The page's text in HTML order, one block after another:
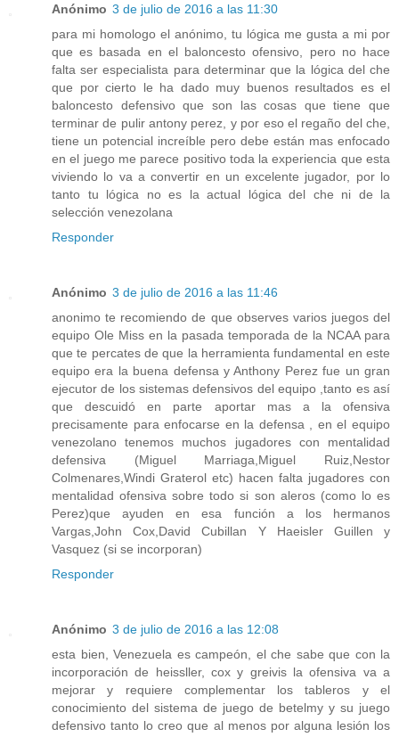
Anónimo 3 de julio de 2016 a las 11:30
para mi homologo el anónimo, tu lógica me gusta a mi por
que es basada en el baloncesto ofensivo, pero no hace
falta ser especialista para determinar que la lógica del che
que por cierto le ha dado muy buenos resultados es el
baloncesto defensivo que son las cosas que tiene que
terminar de pulir antony perez, y por eso el regaño del che,
tiene un potencial increíble pero debe están mas enfocado
en el juego me parece positivo toda la experiencia que esta
viviendo lo va a convertir en un excelente jugador, por lo
tanto tu lógica no es la actual lógica del che ni de la
selección venezolana
Responder
Anónimo 3 de julio de 2016 a las 11:46
anonimo te recomiendo de que observes varios juegos del
equipo Ole Miss en la pasada temporada de la NCAA para
que te percates de que la herramienta fundamental en este
equipo era la buena defensa y Anthony Perez fue un gran
ejecutor de los sistemas defensivos del equipo ,tanto es así
que descuidó en parte aportar mas a la ofensiva
precisamente para enfocarse en la defensa , en el equipo
venezolano tenemos muchos jugadores con mentalidad
defensiva (Miguel Marriaga,Miguel Ruiz,Nestor
Colmenares,Windi Graterol etc) hacen falta jugadores con
mentalidad ofensiva sobre todo si son aleros (como lo es
Perez)que ayuden en esa función a los hermanos
Vargas,John Cox,David Cubillan Y Haeisler Guillen y
Vasquez (si se incorporan)
Responder
Anónimo 3 de julio de 2016 a las 12:08
esta bien, Venezuela es campeón, el che sabe que con la
incorporación de heissller, cox y greivis la ofensiva va a
mejorar y requiere complementar los tableros y el
conocimiento del sistema de juego de betelmy y su juego
defensivo tanto lo creo que al menos por alguna lesión los